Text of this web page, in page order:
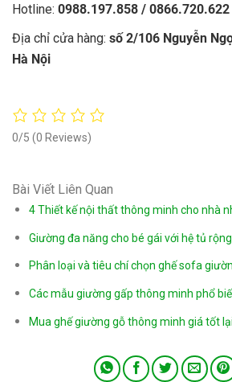
Hotline: 0988.197.858 / 0866.720.622
Địa chỉ cửa hàng: số 2/106 Nguyễn
Hà Nội
0/5 (0 Reviews)
Bài Viết Liên Quan
4 Thiết kế nội thất thông minh cho nhà
Giường đa năng cho bé gái với hệ tủ
Phân loại và tiêu chí chọn ghế sofa
Các mẫu giường gấp thông minh phổ
Mua ghế giường gỗ thông minh giá tốt